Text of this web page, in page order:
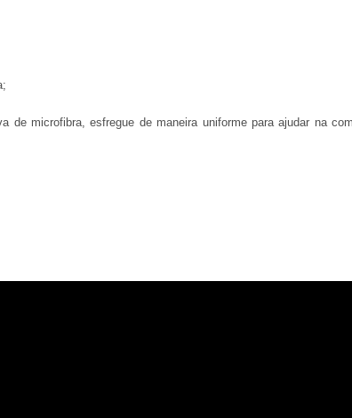
microfibra, esfregue de maneira uniforme para ajudar na